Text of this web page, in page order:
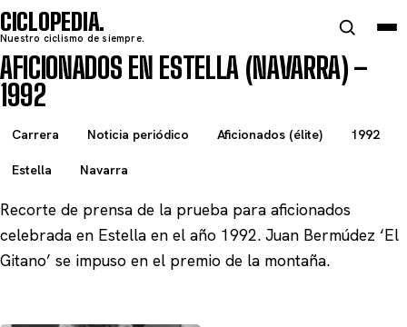
CICLOPEDIA
Nuestro ciclismo de siempre.
AFICIONADOS EN ESTELLA (NAVARRA) –
1992
Carrera Noticia periódico Aficionados (élite) 1992
Estella Navarra
Recorte de prensa de la prueba para aficionados
celebrada en Estella en el año 1992. Juan Bermúdez ‘El
Gitano’ se impuso en el premio de la montaña.